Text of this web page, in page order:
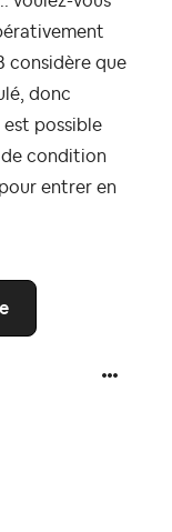
considère que
donc
possible
condition
entrer en